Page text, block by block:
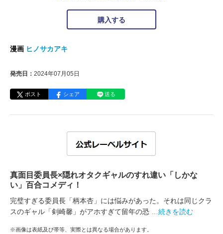
購入する
漫画 ヒノサカアキ
発売日： 2024年07月05日
ポスト シェア 送る
真面目委員長×隠れオタクギャルのすれ違い「しかな
い」百合コメディ！
完璧すぎる委員長「柄本杏」には悩みがあった。それは同じクラ
スのギャル「剣崎馨」がアホすぎて留年の恐
…続きを読む
※画像は表紙及び帯等、実際とは異なる場合があります。